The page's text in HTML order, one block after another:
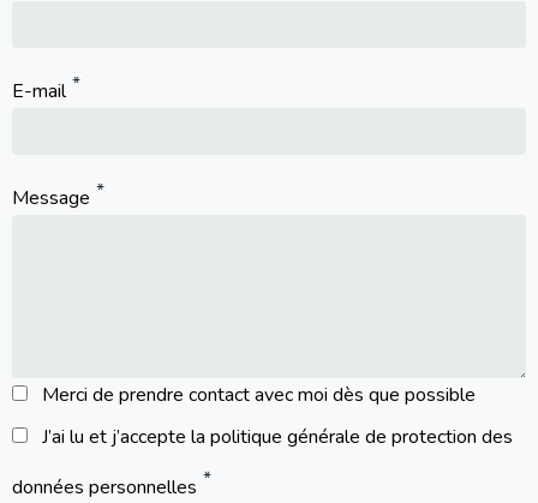
E-mail
Message
Merci de prendre contact avec moi dès que possible
J’ai lu et j’accepte la politique générale de protection des
données personnelles